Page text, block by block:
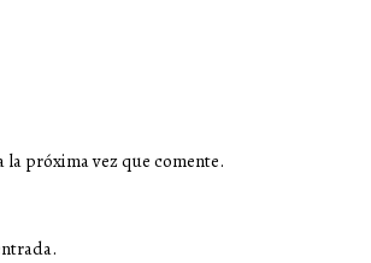
próxima vez que comente.